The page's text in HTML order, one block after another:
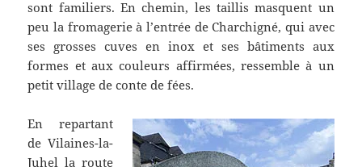
sont familiers. En chemin, les taillis masquent un
peu la fromagerie à l’entrée de Charchigné, qui avec
ses grosses cuves en inox et ses bâtiments aux
formes et aux couleurs affirmées, ressemble à un
petit village de conte de fées.
En repartant
de Vilaines-la-
Juhel la route